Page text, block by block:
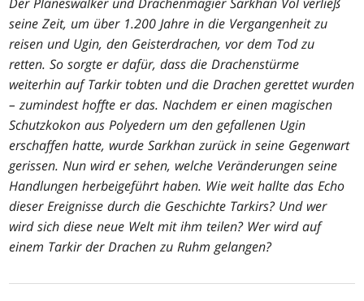
seine Zeit, um über 1.200 Jahre in die Vergangenheit zu
reisen und Ugin, den Geisterdrachen, vor dem Tod zu
retten. So sorgte er dafür, dass die Drachenstürme
weiterhin auf Tarkir tobten und die Drachen gerettet wurden
– zumindest hoffte er das. Nachdem er einen magischen
Schutzkokon aus Polyedern um den gefallenen Ugin
erschaffen hatte, wurde Sarkhan zurück in seine Gegenwart
gerissen. Nun wird er sehen, welche Veränderungen seine
Handlungen herbeigeführt haben. Wie weit hallte das Echo
dieser Ereignisse durch die Geschichte Tarkirs? Und wer
wird sich diese neue Welt mit ihm teilen? Wer wird auf
einem Tarkir der Drachen zu Ruhm gelangen?